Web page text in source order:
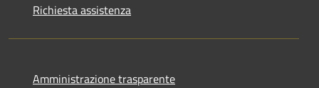
Richiesta assistenza
Amministrazione trasparente